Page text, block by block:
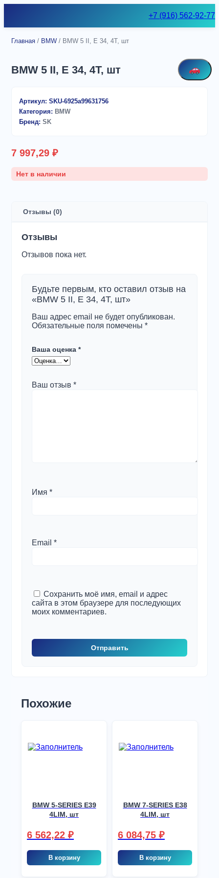
+7 (916) 562-92-77
Главная / BMW / BMW 5 II, E 34, 4T, шт
BMW 5 II, E 34, 4T, шт
Артикул: SKU-6925a99631756
Категория: BMW
Бренд: SK
7 997,29 ₽
Нет в наличии
Отзывы (0)
Отзывы
Отзывов пока нет.
Будьте первым, кто оставил отзыв на
«BMW 5 II, E 34, 4T, шт»
Ваш адрес email не будет опубликован.
Обязательные поля помечены *
Ваша оценка *
Ваш отзыв *
Имя *
Email *
Сохранить моё имя, email и адрес
сайта в этом браузере для последующих
моих комментариев.
Похожие
BMW 5-SERIES E39
4LIM, шт
6 562,22 ₽
В корзину
BMW 7-SERIES E38
4LIM, шт
6 084,75 ₽
В корзину